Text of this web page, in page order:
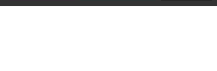
41120 Cormeray - FRANCE